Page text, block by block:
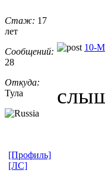
Стаж: 17
лет
Сообщений:
28
Откуда:
Тула
10-
[Профиль]
[ЛС]